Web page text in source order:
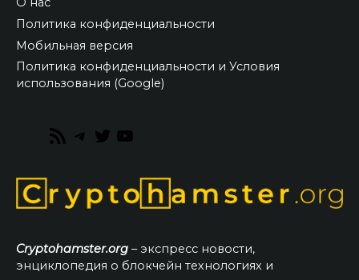
Политика конфиденциальности
Мобильная версия
Политика конфиденциальности и Условия
использования (Google)
RSS
Telegram
Twitter
Cryptohamster.org – экспресс новости,
энциклопедия о блокчейн технологиях и